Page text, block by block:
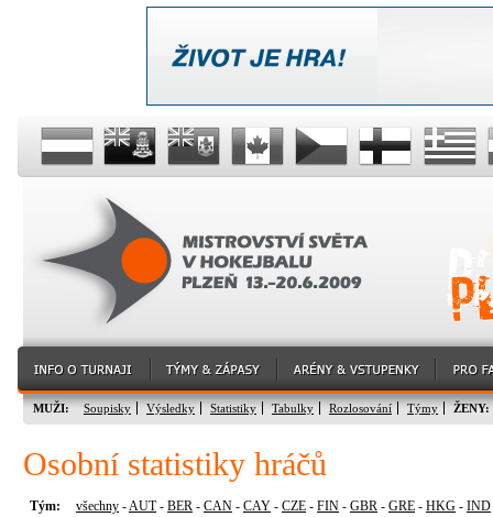
MUŽI: Soupisky Výsledky Statistiky Tabulky Rozlosování Týmy ŽENY:
Osobní statistiky hráčů
Tým: všechny -AUT- BER - CAN - CAY - CZE - FIN - GBR - GRE - HKG - IND